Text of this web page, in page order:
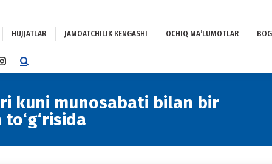
HUJJATLAR JAMOATCHILIK KENGASHI OCHIQ MAʼLUMOTLAR
INSTAGRAM
IN
NEW
WINDOW
kuni munosabati bilan bir